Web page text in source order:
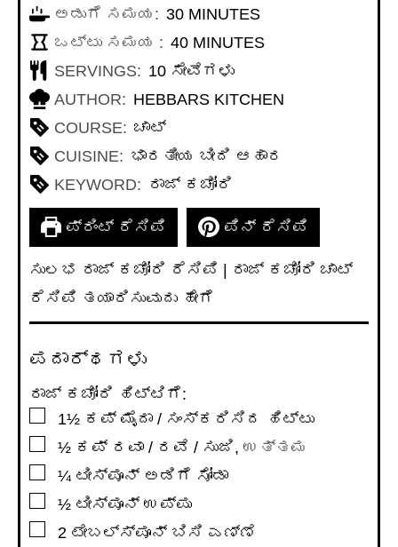
ಅಡುಗೆ ಸಮಯ: 30MINUTES
MINUTES
ಒಟ್ಟು ಸಮಯ : 40MINUTES
MINUTES
SERVINGS: 10 ಸೇವೆಗಳು
AUTHOR: HEBBARS KITCHEN
COURSE: ಚಾಟ್
CUISINE: ಭಾರತೀಯ ಬೀದಿ ಆಹಾರ
KEYWORD: ರಾಜ್ ಕಚೋರಿ
ಪ್ರಿಂಟ್ ರೆಸಿಪಿ ಪಿನ್ ರೆಸಿಪಿ
ಸುಲಭ ರಾಜ್ ಕಚೋರಿ ರೆಸಿಪಿ | ರಾಜ್ ಕಚೋರಿ ಚಾಟ್
ರೆಸಿಪಿ ತಯಾರಿಸುವುದು ಹೇಗೆ
ಪದಾರ್ಥಗಳು
ರಾಜ್ ಕಚೋರಿ ಹಿಟ್ಟಿಗೆ:
▢1½ ಕಪ್ ಮೈದಾ / ಸಂಸ್ಕರಿಸಿದ ಹಿಟ್ಟು
▢½ ಕಪ್ ರವಾ / ರವೆ / ಸುಜಿ, ಉತ್ತಮ
▢¼ ಟೀಸ್ಪೂನ್ ಅಡಿಗೆ ಸೋಡಾ
▢½ ಟೀಸ್ಪೂನ್ ಉಪ್ಪು
▢2 ಟೇಬಲ್ಸ್ಪೂನ್ ಬಿಸಿ ಎಣ್ಣೆ